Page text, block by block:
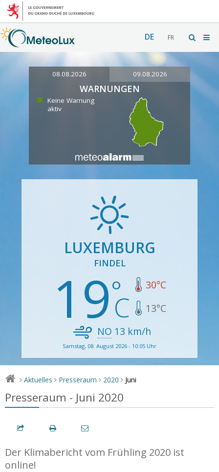
DE FR
08.08.2026 09.08.2026
WARNUNGEN
Keine Warnung
aktiv
LUXEMBURG
FINDEL
19 30°C
13°C
NO 13 km/h
Samstag, 08. August 2026 - 10:05 Uhr
> Aktuelles > Presseraum > 2020 > Juni
Presseraum - Juni 2020
Der Klimabericht vom Frühling 2020 ist
online!